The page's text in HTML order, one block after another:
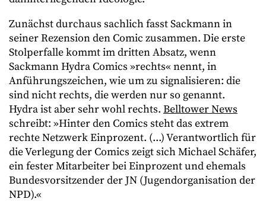
Zunächst durchaus sachlich fasst Sackmann in
seiner Rezension den Comic zusammen. Die erste
Stolperfalle kommt im dritten Absatz, wenn
Sackmann Hydra Comics »rechts« nennt, in
Anführungszeichen, wie um zu signalisieren: die
sind nicht rechts, die werden nur so genannt.
Hydra ist aber sehr wohl rechts. Belltower News
schreibt: »Hinter den Comics steht das extrem
rechte Netzwerk Einprozent. (...) Verantwortlich für
die Verlegung der Comics zeigt sich Michael Schäfer,
ein fester Mitarbeiter bei Einprozent und ehemals
Bundesvorsitzender der JN (Jugendorganisation der
NPD).«